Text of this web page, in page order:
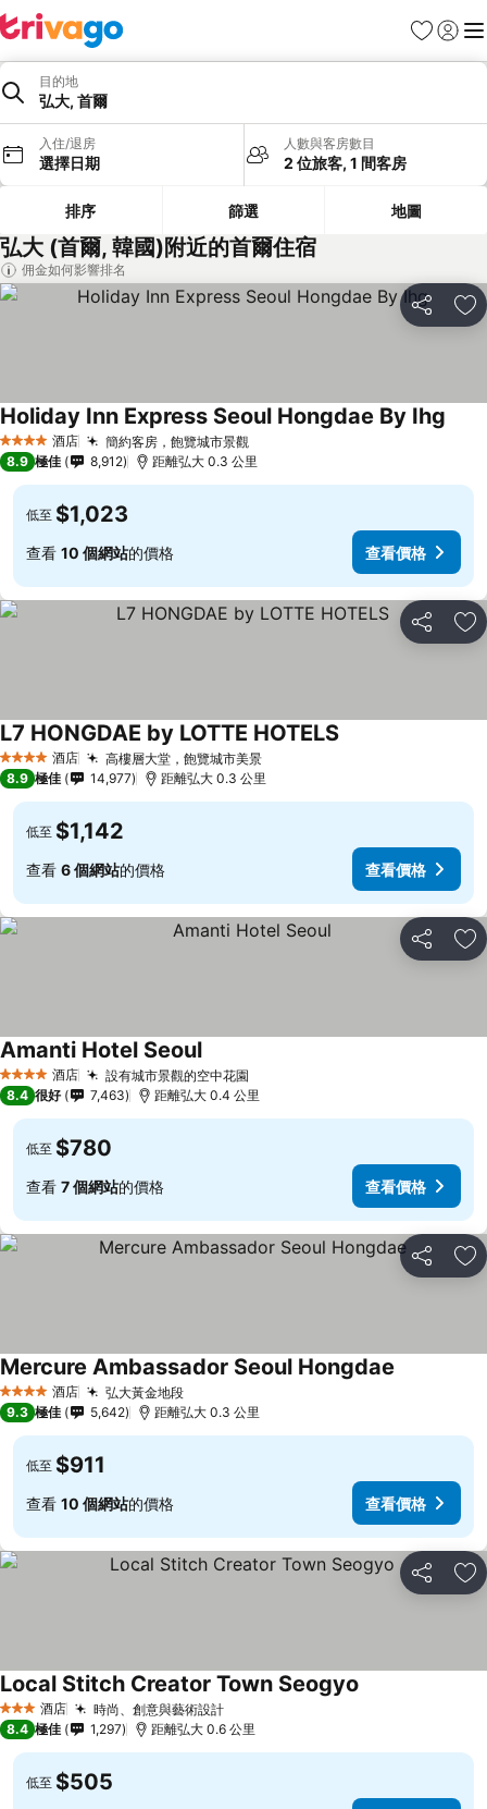
收藏夾
登入 選
目的地
弘大, 首爾
入住/退房
選擇日期
人數與客房數目
2 位旅客, 1 間客房
排序 篩選 地圖
弘大 (首爾, 韓國)附近的首爾住宿
佣金如何影響排名
分享 放
4 星級 酒店 簡約客房，飽覽城市景觀
Holiday Inn Express Seoul Hongdae By Ihg
8.9 極佳 8,912 距離弘大 0.3 公里
低至 $1,023
查看 10 個網站的價格 查看價格
分享 放
4 星級 酒店 高樓層大堂，飽覽城市美景
L7 HONGDAE by LOTTE HOTELS
8.9 極佳 14,977 距離弘大 0.3 公里
低至 $1,142
查看 6 個網站的價格 查看價格
分享 放
4 星級 酒店 設有城市景觀的空中花園
Amanti Hotel Seoul
8.4 很好 7,463 距離弘大 0.4 公里
低至 $780
查看 7 個網站的價格 查看價格
分享 放
4 星級 酒店 弘大黃金地段
Mercure Ambassador Seoul Hongdae
9.3 極佳 5,642 距離弘大 0.3 公里
低至 $911
查看 10 個網站的價格 查看價格
分享 放
3 星級 酒店 時尚、創意與藝術設計
Local Stitch Creator Town Seogyo
8.4 極佳 1,297 距離弘大 0.6 公里
低至 $505